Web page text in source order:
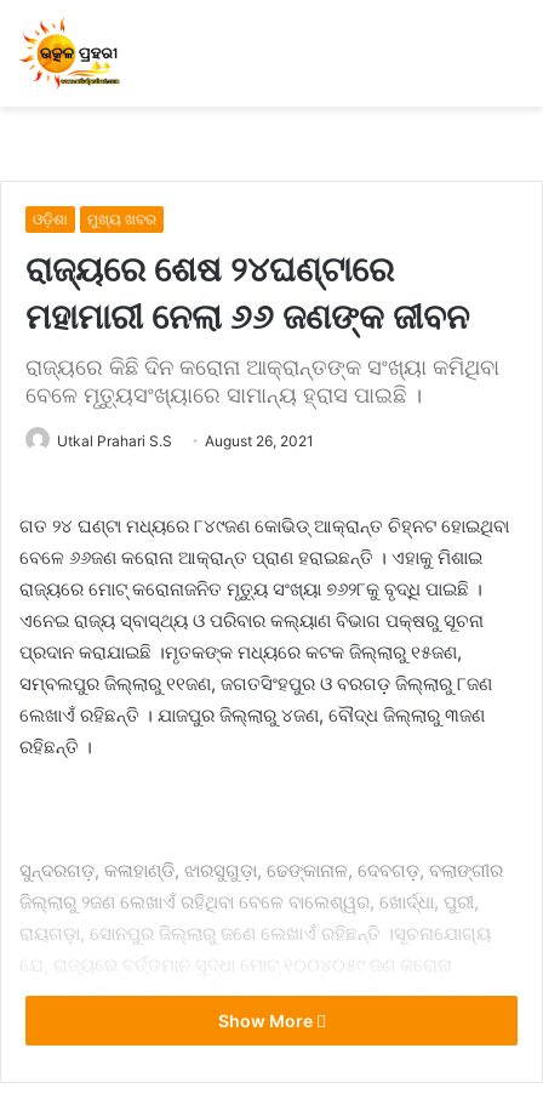
ଓଡ଼ିଶା ମୁଖ୍ୟ ଖବର
ରାଜ୍ୟରେ ଶେଷ ୨୪ଘଣ୍ଟାରେ
ମହାମାରୀ ନେଲା ୬୬ ଜଣଙ୍କ ଜୀବନ
ରାଜ୍ୟରେ କିଛି ଦିନ କରୋନା ଆକ୍ରାନ୍ତଙ୍କ ସଂଖ୍ୟା କମିଥିବା
ବେଳେ ମୃତ୍ୟୁସଂଖ୍ୟାରେ ସାମାନ୍ୟ ହ୍ରାସ ପାଇଛି ।
Utkal Prahari S.S August 26, 2021
ଗତ ୨୪ ଘଣ୍ଟା ମଧ୍ୟରେ ୮୪୯ଜଣ କୋଭିଡ୍ ଆକ୍ରାନ୍ତ ଚିହ୍ନଟ ହୋଇଥିବା
ବେଳେ ୬୬ଜଣ କରୋନା ଆକ୍ରାନ୍ତ ପ୍ରାଣ ହରାଇଛନ୍ତି । ଏହାକୁ ମିଶାଇ
ରାଜ୍ୟରେ ମୋଟ୍ କରୋନାଜନିତ ମୃତ୍ୟୁ ସଂଖ୍ୟା ୭୬୨୮କୁ ବୃଦ୍ଧି ପାଇଛି ।
ଏନେଇ ରାଜ୍ୟ ସ୍ବାସ୍ଥ୍ୟ ଓ ପରିବାର କଲ୍ୟାଣ ବିଭାଗ ପକ୍ଷରୁ ସୂଚନା
ପ୍ରଦାନ କରାଯାଇଛି ।ମୃତକଙ୍କ ମଧ୍ୟରେ କଟକ ଜିଲ୍ଲାରୁ ୧୫ଜଣ,
ସମ୍ବଲପୁର ଜିଲ୍ଲାରୁ ୧୧ଜଣ, ଜଗତସିଂହପୁର ଓ ବରଗଡ଼ ଜିଲ୍ଲାରୁ ୮ଜଣ
ଲେଖାଏଁ ରହିଛନ୍ତି । ଯାଜପୁର ଜିଲ୍ଲାରୁ ୪ଜଣ, ବୌଦ୍ଧ ଜିଲ୍ଲାରୁ ୩ଜଣ
ରହିଛନ୍ତି ।
ସୁନ୍ଦରଗଡ଼, କଳାହାଣ୍ଡି, ଝାରସୁଗୁଡ଼ା, ଢେଙ୍କାନାଳ, ଦେବଗଡ଼, ବଲାଙ୍ଗୀର
ଜିଲ୍ଲାରୁ ୨ଜଣ ଲେଖାଏଁ ରହିଥିବା ବେଳେ ବାଲେଶ୍ୱର, ଖୋର୍ଦ୍ଧା, ପୁରୀ,
ରାୟଗଡ଼ା, ସୋନପୁର ଜିଲ୍ଲାରୁ ଜଣେ ଲେଖାଏଁ ରହିଛନ୍ତି ।ସୂଚନାଯୋଗ୍ୟ
ଯେ, ରାଜ୍ୟରେ ବର୍ତ୍ତମାନ ସୁଦ୍ଧା ମୋଟ୍ ୧୦୦୪୦୫୯ ଜଣ କରୋନା
ଆକ୍ରାନ୍ତ ଚିହ୍ନଟ ହୋଇଛନ୍ତି । ଏଥି ମଧ୍ୟରୁ ୮୨୮୮ଟି ଆକ୍ଟିଭ୍‌ କେସ୍‌
ରହିଥିବା ବେଳେ ୯୮୮୦୯୦ ଜଣ ସୁସ୍ଥ ହୋଇ ଘରକୁ ଫେରିଛନ୍ତି । ଏବେ
Show More